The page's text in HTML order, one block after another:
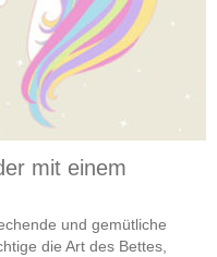
mit einem
und gemütliche
die Art des Bettes,